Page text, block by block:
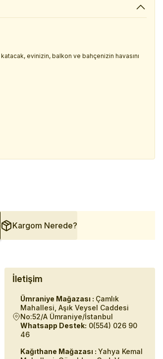
evinizin, balkon ve bahçenizin havasını
Kargom Nerede?
İletişim
Ümraniye Mağazası : Çamlık
Mahallesi, Aşık Veysel Caddesi
No:52/A Ümraniye/İstanbul
Whatsapp Destek: 0(554) 026 90
46
Kağıthane Mağazası : Yahya Kemal